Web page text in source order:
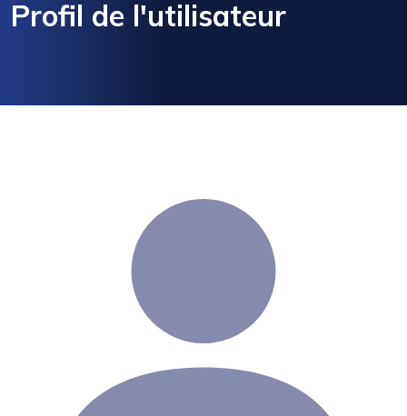
Profil de l'utilisateur